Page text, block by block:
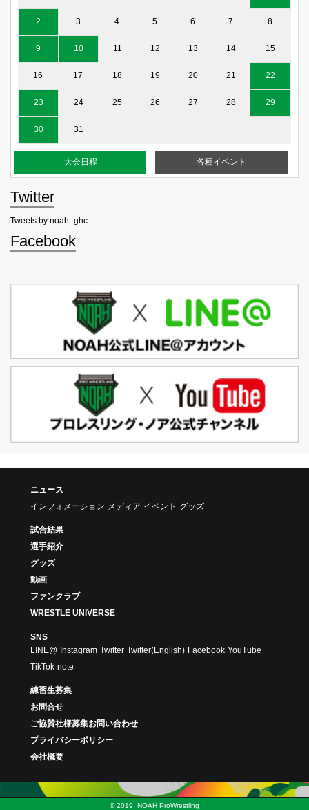
2 3 4 5 6 7 8
9 10 11 12 13 14 15
16 17 18 19 20 21 22
23 24 25 26 27 28 29
30 31
大会日程 各種イベント
Twitter
Tweets by noah_ghc
Facebook
ニュース
インフォメーション メディア イベント グッズ
試合結果
選手紹介
グッズ
動画
ファンクラブ
WRESTLE UNIVERSE
SNS
LINE@ Instagram Twitter Twitter(English) Facebook YouTube
TikTok note
練習生募集
お問合せ
ご協賛社様募集お問い合わせ
プライバシーポリシー
会社概要
© 2019. NOAH ProWrestling